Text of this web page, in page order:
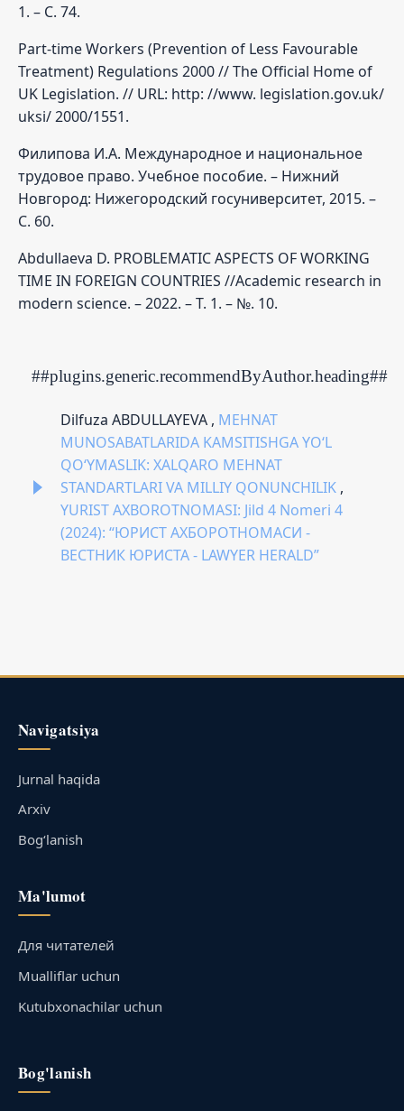
1. – С. 74.
Part-time Workers (Prevention of Less Favourable
Treatment) Regulations 2000 // The Official Home of
UK Legislation. // URL: http: //www. legislation.gov.uk/
uksi/ 2000/1551.
Филипова И.А. Международное и национальное
трудовое право. Учебное пособие. – Нижний
Новгород: Нижегородский госуниверситет, 2015. –
С. 60.
Abdullaeva D. PROBLEMATIC ASPECTS OF WORKING
TIME IN FOREIGN COUNTRIES //Academic research in
modern science. – 2022. – Т. 1. – №. 10.
##plugins.generic.recommendByAuthor.heading##
Dilfuza ABDULLAYEVA , MEHNAT
MUNOSABATLARIDA KAMSITISHGA YO‘L
QO‘YMASLIK: XALQARO MEHNAT
STANDARTLARI VA MILLIY QONUNCHILIK ,
YURIST AXBOROTNOMASI: Jild 4 Nomeri 4
(2024): “ЮРИСТ АХБОРОТНОМАСИ -
ВЕСТНИК ЮРИСТА - LAWYER HERALD”
Navigatsiya
Jurnal haqida
Arxiv
Bog‘lanish
Ma'lumot
Для читателей
Mualliflar uchun
Kutubxonachilar uchun
Bog'lanish